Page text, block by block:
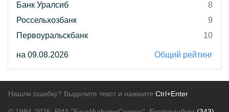
Банк Уралсиб
8
Россельхозбанк
9
Первоуральскбанк
10
на 09.08.2026 Общий рейтинг
Нашли ошибку? Выделите текст и нажмите Ctrl+Enter